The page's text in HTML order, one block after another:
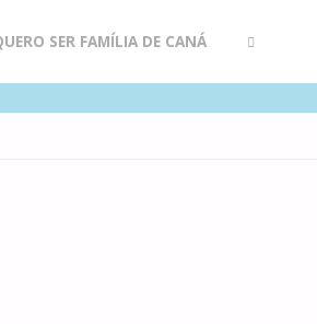
SER FAMÍLIA DE CANÁ